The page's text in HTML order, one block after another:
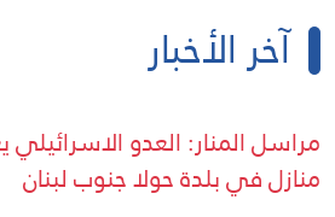
آخر الأخبار
مراسل المنار: العدو
منازل في بلدة حولا جنوب لبنان